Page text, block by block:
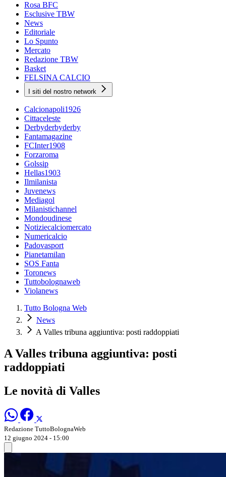
Rosa BFC
Esclusive TBW
News
Editoriale
Lo Spunto
Mercato
Redazione TBW
Basket
FELSINA CALCIO
I siti del nostro network
Calcionapoli1926
Cittaceleste
Derbyderbyderby
Fantamagazine
FCInter1908
Forzaroma
Golssip
Hellas1903
Ilmilanista
Juvenews
Mediagol
Milanistichannel
Mondoudinese
Notiziecalciomercato
Numericalcio
Padovasport
Pianetamilan
SOS Fanta
Toronews
Tuttobolognaweb
Violanews
Tutto Bologna Web
News
A Valles tribuna aggiuntiva: posti raddoppiati
A Valles tribuna aggiuntiva: posti
raddoppiati
Le novità di Valles
Redazione TuttoBolognaWeb
12 giugno 2024 - 15:00